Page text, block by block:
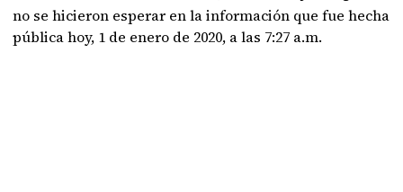
no se hicieron esperar en la información que fue hecha
pública hoy, 1 de enero de 2020, a las 7:27 a.m.